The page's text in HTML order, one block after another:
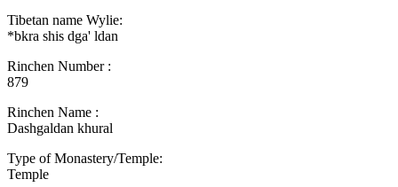
Tibetan name Wylie:
*bkra shis dga' ldan
Rinchen Number :
879
Rinchen Name :
Dashgaldan khural
Type of Monastery/Temple:
Temple